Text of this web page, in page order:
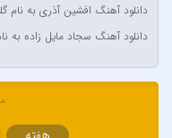
آراز نصیری
آراکوم
آران
آران، مُوِرس و وینتِرس
دانلود آهنگ افشین آذری به نام
دانلود آهنگ سجاد مایل زاده به